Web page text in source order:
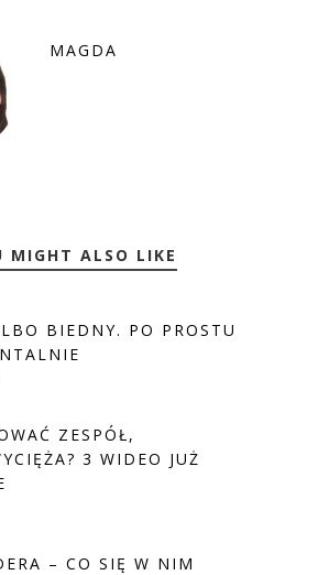
MAGDA
MIGHT ALSO LIKE
BIEDNY. PO PROSTU
ZESPÓŁ,
3 WIDEO JUŻ
– CO SIĘ W NIM